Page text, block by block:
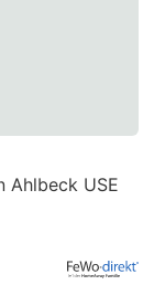
Ahlbeck USE